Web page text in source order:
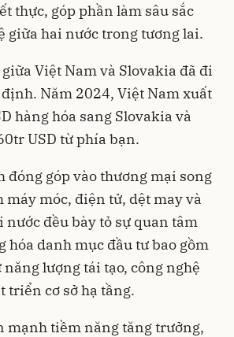
thực, góp phần làm sâu sắc
giữa hai nước trong tương lai.
Việt Nam và Slovakia đã đi
Năm 2024, Việt Nam xuất
hàng hóa sang Slovakia và
USD từ phía bạn.
đóng góp vào thương mại song
máy móc, điện tử, dệt may và
nước đều bày tỏ sự quan tâm
hóa danh mục đầu tư bao gồm
lượng tái tạo, công nghệ
triển cơ sở hạ tầng.
mạnh tiềm năng tăng trưởng,